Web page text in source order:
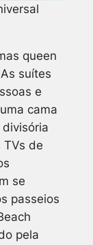
queen
suítes
e
cama
TVs de
se
passeios
pela